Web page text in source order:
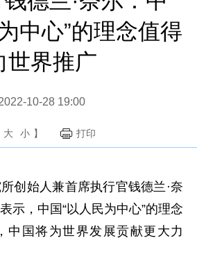
中心”的理念值得
世界推广
10-28 19:00
大 小 】 打印
始人兼首席执行官钱德兰·奈
示，中国“以人民为中心”的理念
中国将为世界发展贡献更大力